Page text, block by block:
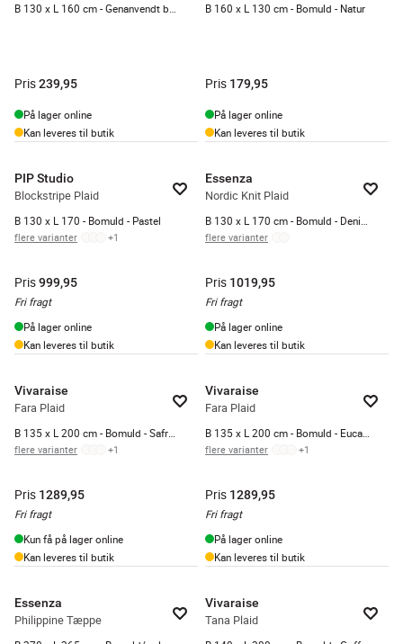
Pris239,95
På lager online
Kan leveres til butik
B 160 x L 130 cm - Bomuld - Natur
Pris 179,95
På lager online
Kan leveres til butik
PIP Studio
Blockstripe Plaid
B 130 x L 170 - Bomuld - Pastel
flere varianter +1
Pris999,95
Fri fragt
På lager online
Kan leveres til butik
Essenza
Nordic Knit Plaid
flere varianter
Pris 1019,95
Fri fragt
På lager online
Kan leveres til butik
Vivaraise
Fara Plaid
flere varianter +1
Pris 1289,95
Fri fragt
Kun få på lager online
Kan leveres til butik
Vivaraise
Fara Plaid
flere varianter +1
Pris 1289,95
Fri fragt
På lager online
Kan leveres til butik
Essenza
Philippine Tæppe
Vivaraise
Tana Plaid